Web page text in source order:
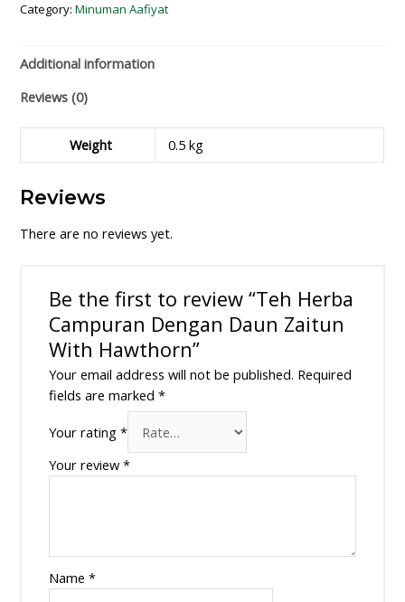
Category:Minuman Aafiyat
Additional information
Reviews (0)
Weight 0.5 kg
Reviews
There are no reviews yet.
Be the first to review “Teh Herba
Campuran Dengan Daun Zaitun
With Hawthorn”
Your email address will not be published. Required
fields are marked *
Your rating *
Your review *
Name *